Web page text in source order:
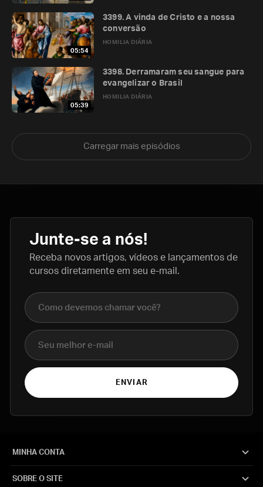
05:54
HOMILIA DIÁRIA
3399. A vinda de Cristo e a nossa
conversão
05:39
HOMILIA DIÁRIA
3398. Derramaram seu sangue para
evangelizar o Brasil
Carregar mais episódios
Junte-se a nós!
Receba novos artigos, vídeos e lançamentos de
cursos diretamente em seu e-mail.
Nome completo
E-mail
ENVIAR
MINHA CONTA
SOBRE O SITE